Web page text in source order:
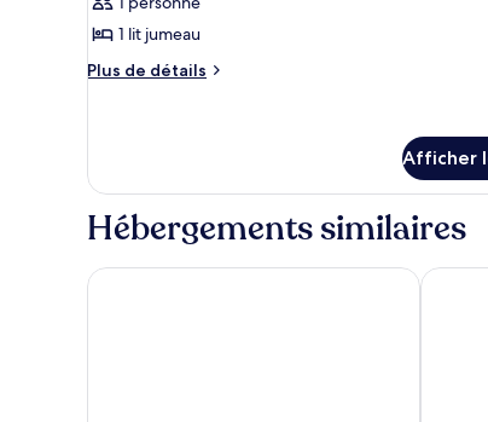
photos
pour
ce
Chambre
simple
1 lit jumeau
Plus de détails
Plus
simple
Afficher
Hébergements similaires
aja Groemitz